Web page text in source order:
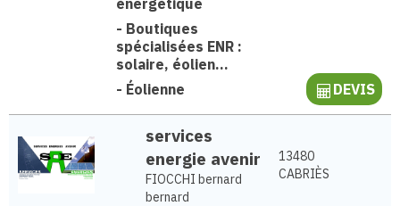
énergétique
- Boutiques
spécialisées ENR :
solaire, éolien...
- Éolienne DEVIS
services
energie avenir
FIOCCHI bernard
bernard
13480
CABRIÈS